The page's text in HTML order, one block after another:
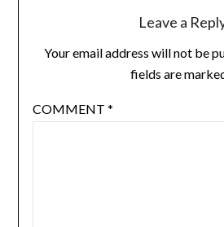
Leave a
Your email address will not be
fields are
COMMENT *